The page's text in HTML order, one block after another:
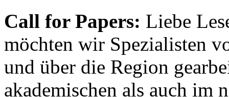
Call for Papers: Liebe
möchten wir Spezialisten
und über die Region
akademischen als auch im